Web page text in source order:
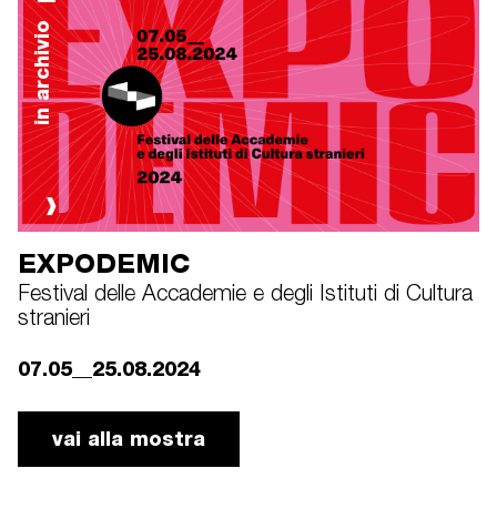
in archivio
EXPODEMIC
Festival delle Accademie e degli Istituti di Cultura
stranieri
07.05__25.08.2024
vai alla mostra